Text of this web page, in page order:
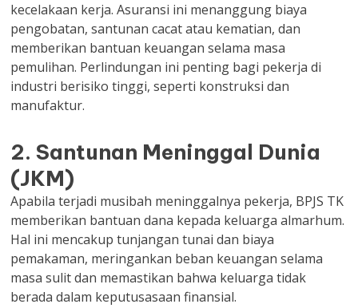
kecelakaan kerja. Asuransi ini menanggung biaya
pengobatan, santunan cacat atau kematian, dan
memberikan bantuan keuangan selama masa
pemulihan. Perlindungan ini penting bagi pekerja di
industri berisiko tinggi, seperti konstruksi dan
manufaktur.
2. Santunan Meninggal Dunia
(JKM)
Apabila terjadi musibah meninggalnya pekerja, BPJS TK
memberikan bantuan dana kepada keluarga almarhum.
Hal ini mencakup tunjangan tunai dan biaya
pemakaman, meringankan beban keuangan selama
masa sulit dan memastikan bahwa keluarga tidak
berada dalam keputusasaan finansial.